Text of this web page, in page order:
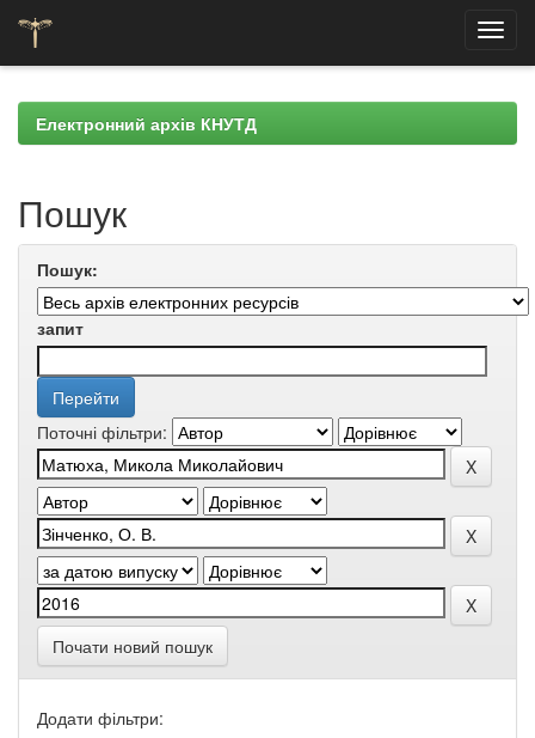
navigationЕлектронний архів КНУТД
Пошук
Пошук:
запит
Поточні фільтри:
Почати новий пошук
Додати фільтри: